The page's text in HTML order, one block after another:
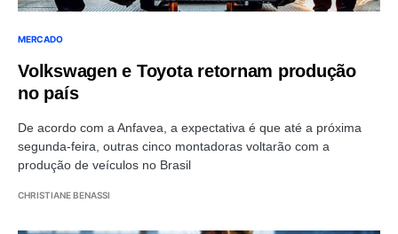
MERCADO
Volkswagen e Toyota retornam produção
no país
De acordo com a Anfavea, a expectativa é que até a próxima
segunda-feira, outras cinco montadoras voltarão com a
produção de veículos no Brasil
CHRISTIANE BENASSI